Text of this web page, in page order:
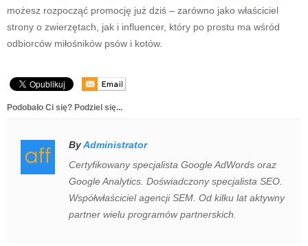
możesz rozpocząć promocję już dziś – zarówno jako właściciel
strony o zwierzętach, jak i influencer, który po prostu ma wśród
odbiorców miłośników psów i kotów.
Podobało Ci się? Podziel się...
ByAdministrator
Certyfikowany specjalista Google AdWords oraz
Google Analytics. Doświadczony specjalista SEO.
Współwłaściciel agencji SEM. Od kilku lat aktywny
partner wielu programów partnerskich.